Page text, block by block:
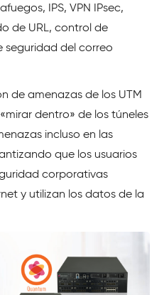
IPS, VPN IPsec,
de URL, control de
seguridad del correo
de amenazas de los UTM
dentro» de los túneles
incluso en las
que los usuarios
corporativas
y utilizan los datos de la